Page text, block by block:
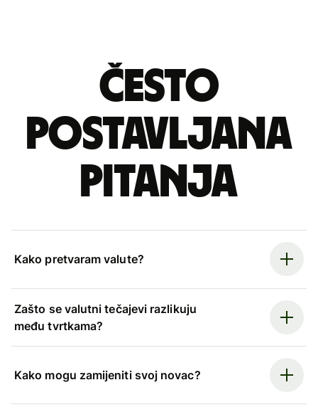
Često
postavljana
pitanja
Kako pretvaram valute?
Zašto se valutni tečajevi razlikuju
među tvrtkama?
Kako mogu zamijeniti svoj novac?